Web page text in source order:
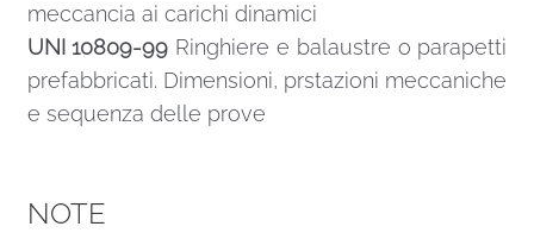
meccancia ai carichi dinamici
UNI 10809-99 Ringhiere e balaustre o parapetti
prefabbricati. Dimensioni, prstazioni meccaniche
e sequenza delle prove
NOTE